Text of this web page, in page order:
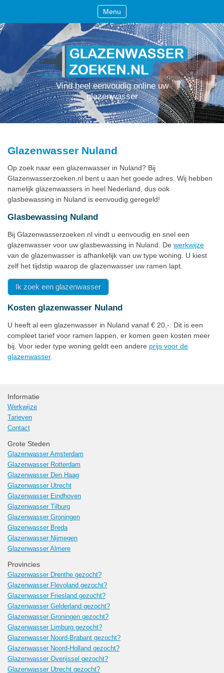
Menu
Vind heel eenvoudig online uw
glazenwasser
Glazenwasser Nuland
Op zoek naar een glazenwasser in Nuland? Bij
Glazenwasserzoeken.nl bent u aan het goede adres. Wij hebben
namelijk glazenwassers in heel Nederland, dus ook
glasbewassing in Nuland is eenvoudig geregeld!
Glasbewassing Nuland
Bij Glazenwasserzoeken.nl vindt u eenvoudig en snel een
glazenwasser voor uw glasbewassing in Nuland. De werkwijze
van de glazenwasser is afhankelijk van uw type woning. U kiest
zelf het tijdstip waarop de glazenwasser uw ramen lapt.
Ik zoek een glazenwasser
Kosten glazenwasser Nuland
U heeft al een glazenwasser in Nuland vanaf € 20,-. Dit is een
compleet tarief voor ramen lappen, er komen geen kosten meer
bij. Voor ieder type woning geldt een andere prijs voor de
glazenwasser.
Informatie
Werkwijze
Tarieven
Contact
Grote Steden
Glazenwasser Amsterdam
Glazenwasser Rotterdam
Glazenwasser Den Haag
Glazenwasser Utrecht
Glazenwasser Eindhoven
Glazenwasser Tilburg
Glazenwasser Groningen
Glazenwasser Breda
Glazenwasser Nijmegen
Glazenwasser Almere
Provincies
Glazenwasser Drenthe gezocht?
Glazenwasser Flevoland gezocht?
Glazenwasser Friesland gezocht?
Glazenwasser Gelderland gezocht?
Glazenwasser Groningen gezocht?
Glazenwasser Limburg gezocht?
Glazenwasser Noord-Brabant gezocht?
Glazenwasser Noord-Holland gezocht?
Glazenwasser Overijssel gezocht?
Glazenwasser Utrecht gezocht?